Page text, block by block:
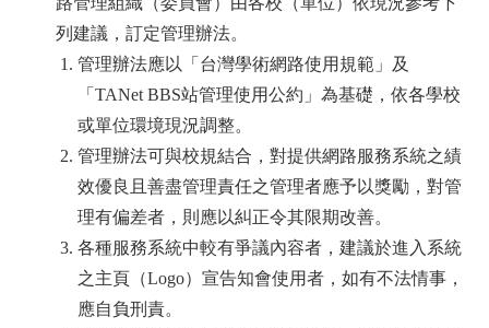
列建議，訂定管理辦法。
管理辦法應以「台灣學術網路使用規範」及
「TANet BBS站管理使用公約」為基礎，依各學校
或單位環境現況調整。
管理辦法可與校規結合，對提供網路服務系統之績
效優良且善盡管理責任之管理者應予以獎勵，對管
理有偏差者，則應以糾正令其限期改善。
各種服務系統中較有爭議內容者，建議於進入系統
之主頁（Logo）宣告知會使用者，如有不法情事，
應自負刑責。